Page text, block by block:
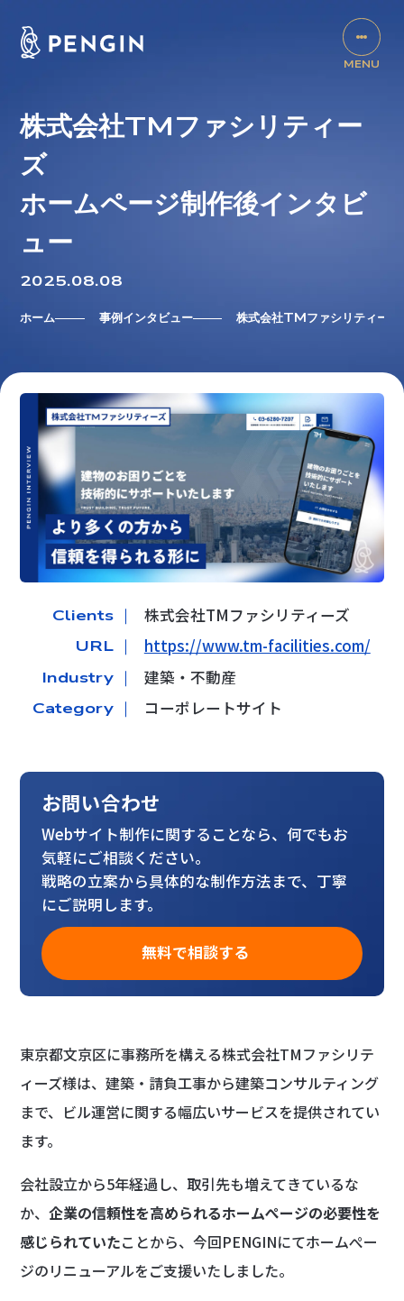
株式会社TMファシリティー
ズ
ホームページ制作後インタビ
ュー
2025.08.08
ホーム 事例インタビュー 株式会社TMファシリティーズ
Clients ｜ 株式会社TMファシリティーズ
URL ｜ https://www.tm-facilities.com/
Industry ｜ 建築・不動産
Category ｜ コーポレートサイト
お問い合わせ
Webサイト制作に関することなら、何でもお
気軽にご相談ください。
戦略の立案から具体的な制作方法まで、丁寧
にご説明します。
無料で相談する
東京都文京区に事務所を構える株式会社TMファシリテ
ィーズ様は、建築・請負工事から建築コンサルティング
まで、ビル運営に関する幅広いサービスを提供されてい
ます。
会社設立から5年経過し、取引先も増えてきているな
か、企業の信頼性を高められるホームぺージの必要性を
感じられていたことから、今回PENGINにてホームぺー
ジのリニューアルをご支援いたしました。